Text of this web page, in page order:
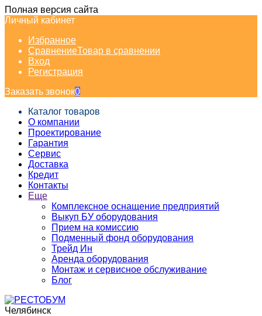
Полная версия сайта
Личный кабинет
Избранное
СравнениеТовар в сравнении
Вход
Регистрация
Заказать звонок0
Каталог товаров
О компании
Проектирование
Гарантия
Сервис
Доставка
Кредит
Контакты
Еще
Комплексное оснащение предприятий
Выкуп БУ оборудования
Прием на комиссию
Подменный фонд оборудования
Трейд Ин
Аренда оборудования
Монтаж и сервисное обслуживание
Блог
Челябинск